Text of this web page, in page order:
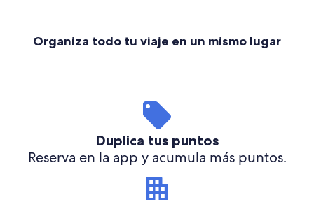
Organiza todo tu viaje en un mismo lugar
Duplica tus puntos
Reserva en la app y acumula más puntos.